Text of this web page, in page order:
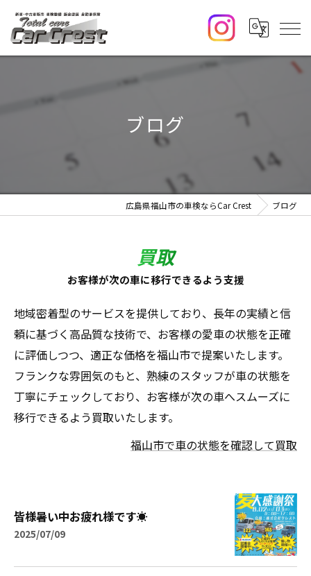
ブログ
広島県福山市の車検ならCar Crest ブログ
買取
お客様が次の車に移行できるよう支援
地域密着型のサービスを提供しており、長年の実績と信
頼に基づく高品質な技術で、お客様の愛車の状態を正確
に評価しつつ、適正な価格を福山市で提案いたします。
フランクな雰囲気のもと、熟練のスタッフが車の状態を
丁寧にチェックしており、お客様が次の車へスムーズに
移行できるよう買取いたします。
福山市で車の状態を確認して買取
皆様暑い中お疲れ様です☀️
2025/07/09